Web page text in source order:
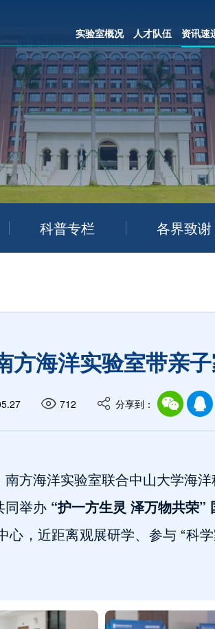
实验室概况
人才队伍 资讯速
科普专栏 各界致谢
方海洋实验室带亲
712 分享到：
方海洋实验室联合中山大学海
同举办 “护一方生灵 泽万物共荣”
，近距离观展研学、参与 “科